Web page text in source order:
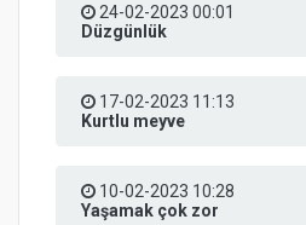
24-02-2023 00:01
Düzgünlük
17-02-2023 11:13
Kurtlu meyve
10-02-2023 10:28
Yaşamak çok zor